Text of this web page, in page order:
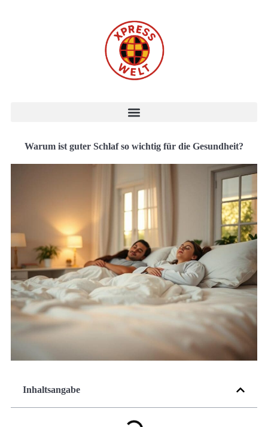
Warum ist guter Schlaf so wichtig für die Gesundheit?
Inhaltsangabe